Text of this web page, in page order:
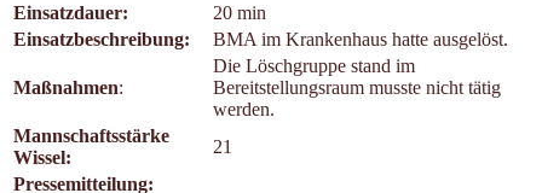
Einsatzdauer:
20 min
Einsatzbeschreibung:
BMA im Krankenhaus hatte ausgelöst.
Maßnahmen:
Die Löschgruppe stand im
Bereitstellungsraum musste nicht tätig
werden.
Mannschaftsstärke
Wissel:
21
Pressemitteilung: